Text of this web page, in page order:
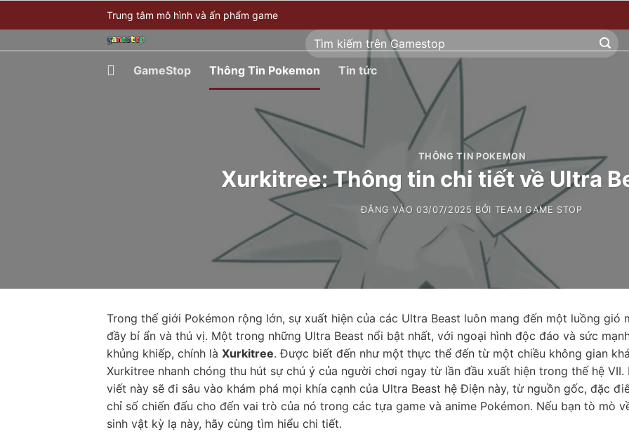
qua
Trung tâm mô hình và ấn phẩm game
Tìm
kiếm:
GameStop Thông Tin Pokemon Tin tức
THÔNG TIN POKEMON
Xurkitree: Thông tin chi tiết về Ultra
ĐĂNG VÀO03/07/2025 BỞI TEAM GAME STOP
Trong thế giới Pokémon rộng lớn, sự xuất hiện của các Ultra Beast luôn mang đến một luồng gió
đầy bí ẩn và thú vị. Một trong những Ultra Beast nổi bật nhất, với ngoại hình độc đáo và sức
khủng khiếp, chính là Xurkitree. Được biết đến như một thực thể đến từ một chiều không gian
Xurkitree nhanh chóng thu hút sự chú ý của người chơi ngay từ lần đầu xuất hiện trong thế hệ VII.
viết này sẽ đi sâu vào khám phá mọi khía cạnh của Ultra Beast hệ Điện này, từ nguồn gốc, đặc
chỉ số chiến đấu cho đến vai trò của nó trong các tựa game và anime Pokémon. Nếu bạn tò mò
sinh vật kỳ lạ này, hãy cùng tìm hiểu chi tiết.